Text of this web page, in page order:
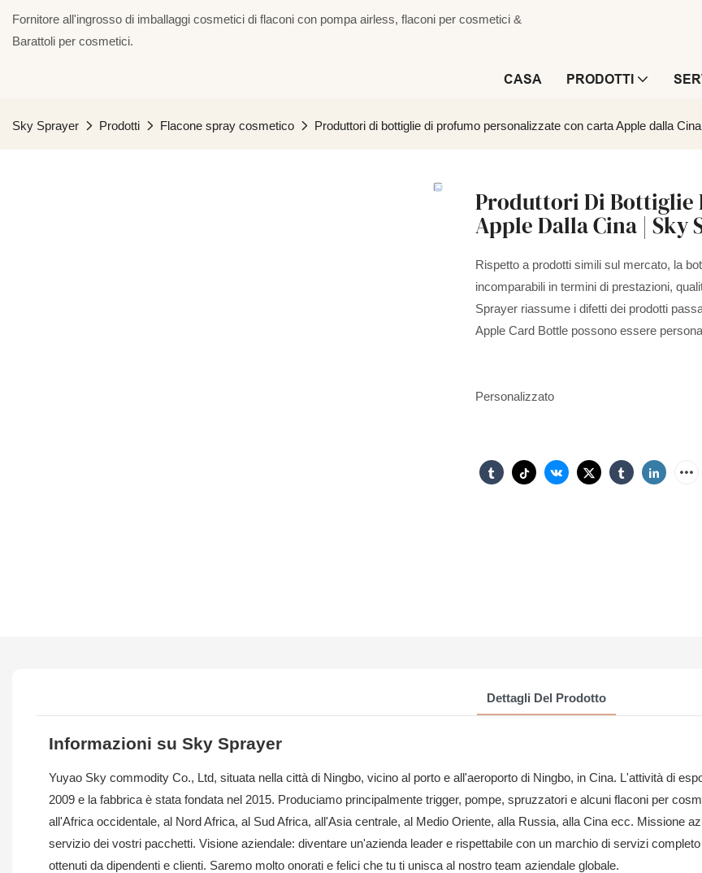
Fornitore all'ingrosso di imballaggi cosmetici di flaconi con pompa airless, flaconi per cosmetici &
Barattoli per cosmetici.
CASA PRODOTTI
Sky Sprayer Prodotti Flacone spray cosmetico Produttori di bottiglie di profumo personalizzate con carta Apple dalla
Produttori Di Bottiglie
Apple Dalla Cina | Sky
Rispetto a prodotti simili sul mercato, la
incomparabili in termini di prestazioni,
Sprayer riassume i difetti dei prodotti
Apple Card Bottle possono essere
Personalizzato
Dettagli Del Prodotto
Informazioni su Sky Sprayer
Yuyao Sky commodity Co., Ltd, situata nella città di Ningbo, vicino al porto e all'aeroporto di Ningbo, in Cina. L'attività di
2009 e la fabbrica è stata fondata nel 2015. Produciamo principalmente trigger, pompe, spruzzatori e alcuni flaconi per
all'Africa occidentale, al Nord Africa, al Sud Africa, all'Asia centrale, al Medio Oriente, alla Russia, alla Cina ecc. Missione
servizio dei vostri pacchetti. Visione aziendale: diventare un'azienda leader e rispettabile con un marchio di servizi
ottenuti da dipendenti e clienti. Saremo molto onorati e felici che tu ti unisca al nostro team